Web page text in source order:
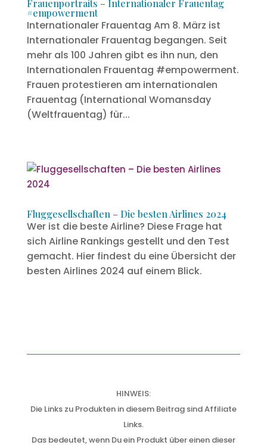
Frauenportraits – Internationaler Frauentag
#empowerment
Internationaler Frauentag Am 8. März ist
Internationaler Frauentag begangen. Seit
mehr als 100 Jahren gibt es ihn nun, den
Internationalen Frauentag #empowerment.
Frauen protestieren am internationalen
Frauentag (International Womansday
(Weltfrauentag) für...
Fluggesellschaften – Die besten Airlines 2024
Wer ist die beste Airline? Diese Frage hat
sich Airline Rankings gestellt und den Test
gemacht. Hier findest du eine Übersicht der
besten Airlines 2024 auf einem Blick.
HINWEIS:
Die Links zu Produkten in diesem Beitrag sind Affiliate
Links.
Das bedeutet, wenn Du ein Produkt über einen dieser